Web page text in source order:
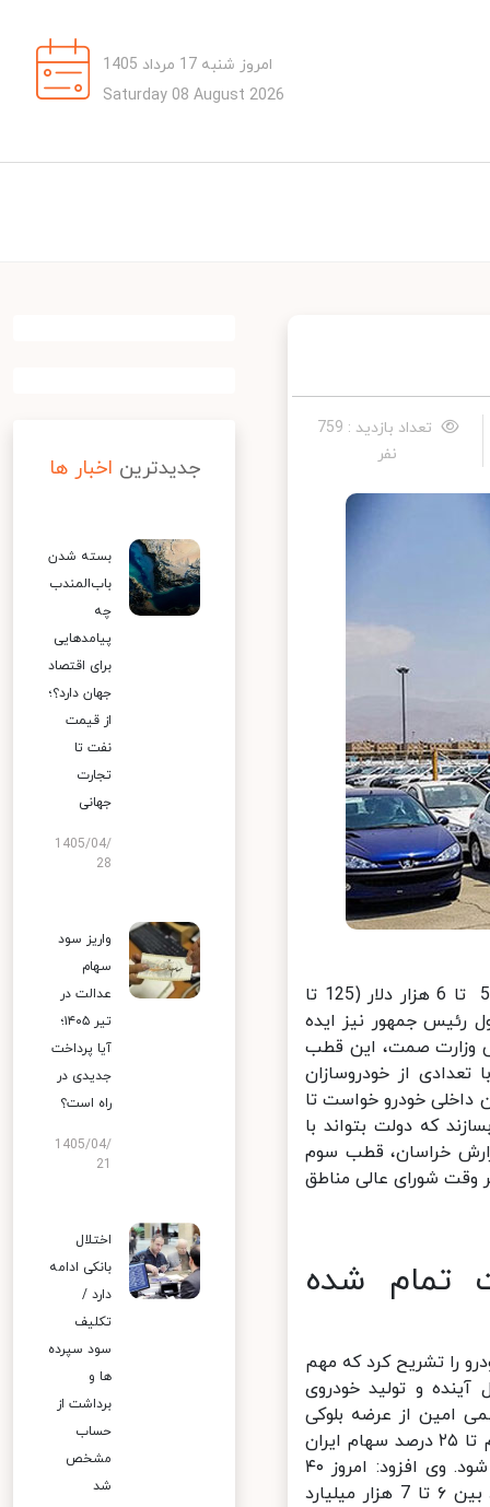
امروز شنبه 17 مرداد 1405
Saturday 08 August 2026
تعداد بازدید : 759
نفر
فاطمی امین این را هم گفت که برنامه تولید خودروی اقتصادی با قیمت 5 تا 6 هزار دلار (125 تا
رئیس جمهور نیز ایده
وزارت صمت، این قطب
از خودروسازان
خودرو خواست تا
که دولت بتواند با
خراسان، قطب سوم
شورای عالی مناطق
شده
را تشریح کرد که مهم
سال آینده و تولید خودروی
فاطمی امین از عرضه بلوکی
سهام ایران خودرو و سایپا در بورس خبر داد و افزود: ما به دنبال آن هستیم تا ۲۵ درصد سهام ایران
خودرو و ۴۰ درصد سهام سایپا که در حقیقت خودسهامداری است واگذار شود. وی افزود: امروز ۴۰
درصد سهام سایپا در دست خود این شرکت است و اگر پول آن آزاد شود بین ۶ تا 7 هزار میلیارد
جدیدترین اخبار ها
بسته شدن
باب‌المندب
چه
پیامدهایی
برای اقتصاد
جهان دارد؟؛
از قیمت
نفت تا
تجارت
جهانی
1405/04/
28
واریز سود
سهام
عدالت در
تیر ۱۴۰۵؛
آیا پرداخت
جدیدی در
راه است؟
1405/04/
اختلال
بانکی ادامه
دارد /
تکلیف
سود سپرده
ها و
برداشت از
حساب
مشخص
شد